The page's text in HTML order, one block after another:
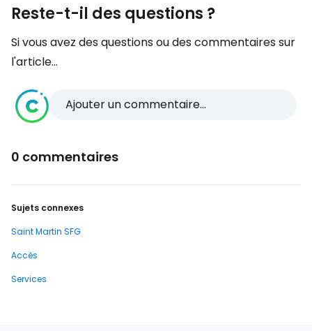
Reste-t-il des questions ?
Si vous avez des questions ou des commentaires sur
l'article...
Ajouter un commentaire...
0 commentaires
Sujets connexes
Saint Martin SFG
Accès
Services